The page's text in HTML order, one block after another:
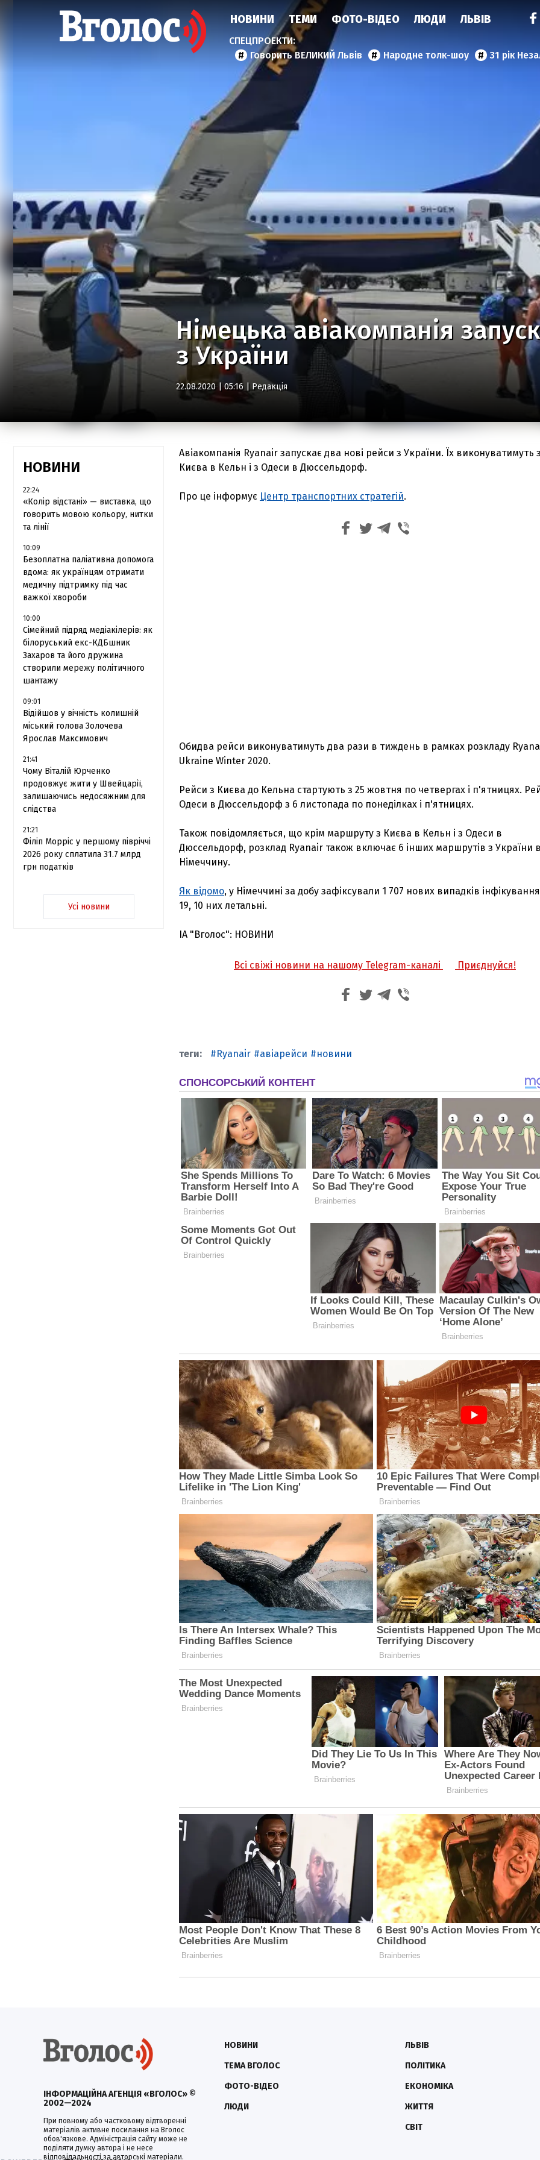
НОВИНИ ТЕМИ ФОТО-ВІДЕО ЛЮДИ ЛЬВІВ
Говорить ВЕЛИКИЙ Львів Народне толк-шоу 31 рік
Німецька авіакомпанія
з України
22.08.2020 | 05:16 | Редакція
НОВИНИ
22:24
«Колір відстані» — виставка, що
говорить мовою кольору, нитки
та лінії
10:09
Безоплатна паліативна допомога
вдома: як українцям отримати
медичну підтримку під час
важкої хвороби
10:00
Сімейний підряд медіакілерів: як
білоруський екс-КДБшник
Захаров та його дружина
створили мережу політичного
шантажу
09:01
Відійшов у вічність колишній
міський голова Золочева
Ярослав Максимович
21:41
Чому Віталій Юрченко
продовжує жити у Швейцарії,
залишаючись недосяжним для
слідства
21:21
Філіп Морріс у першому півріччі
2026 року сплатила 31.7 млрд
грн податків
Усі новини
Авіакомпанія Ryanair запускає два нові рейси з України. Їх виконуватимуть з
Києва в Кельн і з Одеси в Дюссельдорф.
Про це інформує Центр транспортних стратегій.
Обидва рейси виконуватимуть два рази в тиждень в рамках розкладу
Ukraine Winter 2020.
Рейси з Києва до Кельна стартують з 25 жовтня по четвергах і п'ятницях.
Одеси в Дюссельдорф з 6 листопада по понеділках і п'ятницях.
Також повідомляється, що крім маршруту з Києва в Кельн і з Одеси в
Дюссельдорф, розклад Ryanair також включає 6 інших маршрутів з України в
Німеччину.
Як відомо, у Німеччині за добу зафіксували 1 707 нових випадків
19, 10 них летальні.
ІА "Вголос": НОВИНИ
Всі свіжі новини на нашому Telegram-каналі Приєднуйся!
Ryanair авіарейси новини
З'явилося відео знищеного ворожого
ІНФОРМАЦІЙНА АГЕНЦІЯ «ВГОЛОС» ©
2002—2024
При повному або частковому відтворенні
матеріалів активне посилання на Вголос
обов'язкове. Адміністрація сайту може не
поділяти думку автора і не несе
відповідальності за авторські матеріали.
НОВИНИ
ТЕМА ВГОЛОС
ФОТО-ВІДЕО
ЛЮДИ
ЛЬВІВ
ПОЛІТИКА
ЕКОНОМІКА
ЖИТТЯ
СВІТ